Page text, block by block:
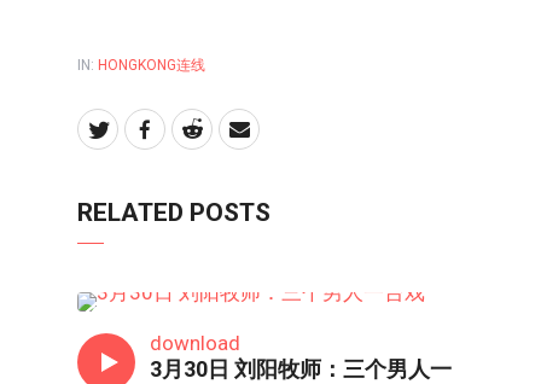
IN: HONGKONG连线
RELATED POSTS
download
3月30日 刘阳牧师：三个男人一